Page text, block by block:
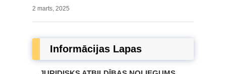
2 marts, 2025
Informācijas Lapas